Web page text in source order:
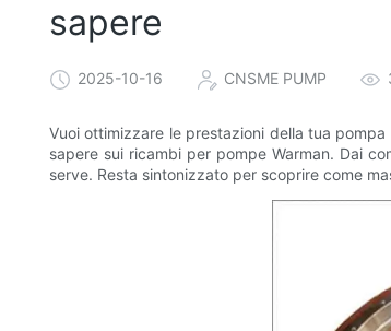
sapere
2025-10-16 CNSME PUMP
Vuoi ottimizzare le prestazioni della tua
sapere sui ricambi per pompe Warman. Dai
serve. Resta sintonizzato per scoprire come